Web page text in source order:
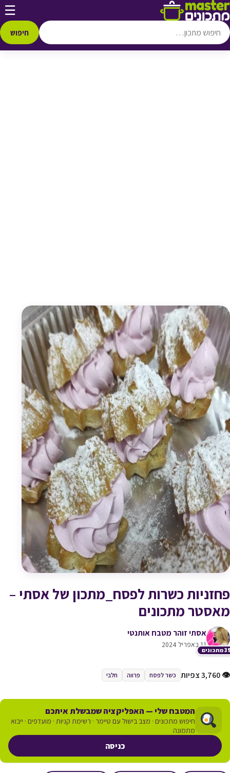
דלג לתוכן ☰
חיפוש
פחזניות כשרות לפסח_מתכון של אסתי –
מאסטר מתכונים
אסתי זוהר מטבח אותנטי
11 באפריל 2024
♥ הוספה
👁 3,760 צפיות כשר לפסח פרווה חלבי
המטבח שלי — האפליקציה שמבשלת איתכם
חיפוש מתכונים · מצב בישול עם טיימר · רשימת קניות · מועדפים · ייבוא
מתמונה
כניסה